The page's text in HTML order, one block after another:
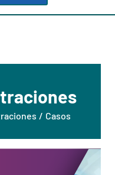
Casos